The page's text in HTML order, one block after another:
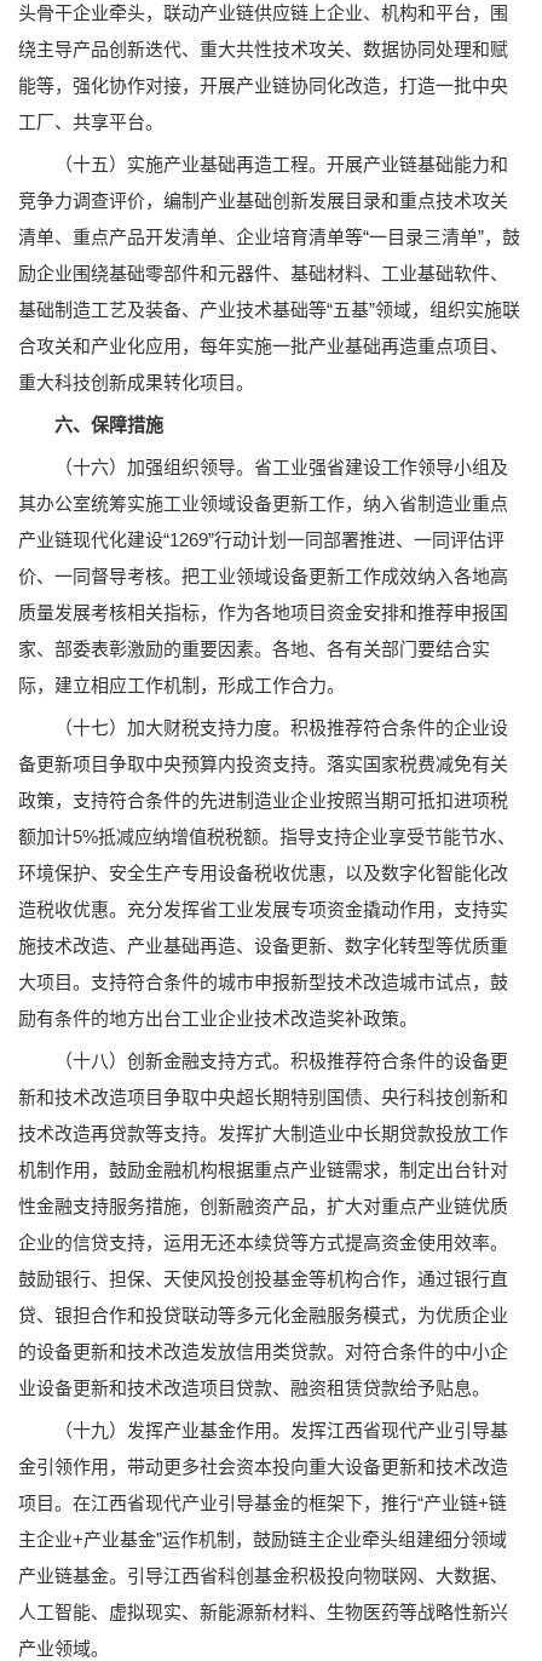
头骨干企业牵头，联动产业链供应链上企业、机构和平台，围
绕主导产品创新迭代、重大共性技术攻关、数据协同处理和赋
能等，强化协作对接，开展产业链协同化改造，打造一批中央
工厂、共享平台。
（十五）实施产业基础再造工程。开展产业链基础能力和
竞争力调查评价，编制产业基础创新发展目录和重点技术攻关
清单、重点产品开发清单、企业培育清单等“一目录三清单”，鼓
励企业围绕基础零部件和元器件、基础材料、工业基础软件、
基础制造工艺及装备、产业技术基础等“五基”领域，组织实施联
合攻关和产业化应用，每年实施一批产业基础再造重点项目、
重大科技创新成果转化项目。
六、保障措施
（十六）加强组织领导。省工业强省建设工作领导小组及
其办公室统筹实施工业领域设备更新工作，纳入省制造业重点
产业链现代化建设“1269”行动计划一同部署推进、一同评估评
价、一同督导考核。把工业领域设备更新工作成效纳入各地高
质量发展考核相关指标，作为各地项目资金安排和推荐申报国
家、部委表彰激励的重要因素。各地、各有关部门要结合实
际，建立相应工作机制，形成工作合力。
（十七）加大财税支持力度。积极推荐符合条件的企业设
备更新项目争取中央预算内投资支持。落实国家税费减免有关
政策，支持符合条件的先进制造业企业按照当期可抵扣进项税
额加计5%抵减应纳增值税税额。指导支持企业享受节能节水、
环境保护、安全生产专用设备税收优惠，以及数字化智能化改
造税收优惠。充分发挥省工业发展专项资金撬动作用，支持实
施技术改造、产业基础再造、设备更新、数字化转型等优质重
大项目。支持符合条件的城市申报新型技术改造城市试点，鼓
励有条件的地方出台工业企业技术改造奖补政策。
（十八）创新金融支持方式。积极推荐符合条件的设备更
新和技术改造项目争取中央超长期特别国债、央行科技创新和
技术改造再贷款等支持。发挥扩大制造业中长期贷款投放工作
机制作用，鼓励金融机构根据重点产业链需求，制定出台针对
性金融支持服务措施，创新融资产品，扩大对重点产业链优质
企业的信贷支持，运用无还本续贷等方式提高资金使用效率。
鼓励银行、担保、天使风投创投基金等机构合作，通过银行直
贷、银担合作和投贷联动等多元化金融服务模式，为优质企业
的设备更新和技术改造发放信用类贷款。对符合条件的中小企
业设备更新和技术改造项目贷款、融资租赁贷款给予贴息。
（十九）发挥产业基金作用。发挥江西省现代产业引导基
金引领作用，带动更多社会资本投向重大设备更新和技术改造
项目。在江西省现代产业引导基金的框架下，推行“产业链+链
主企业+产业基金”运作机制，鼓励链主企业牵头组建细分领域
产业链基金。引导江西省科创基金积极投向物联网、大数据、
人工智能、虚拟现实、新能源新材料、生物医药等战略性新兴
产业领域。